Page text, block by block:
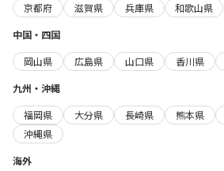
京都府
滋賀県 兵庫県
和歌山県
中国・四国
岡山県
広島県 山口県 香川県
九州・沖縄
福岡県
大分県 長崎県 熊本県
沖縄県
海外